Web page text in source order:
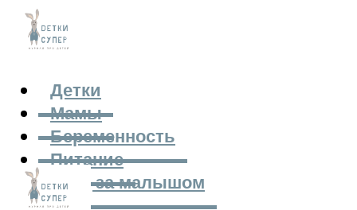
Детки
Мамы
Беременность
Питание
Уход за малышом